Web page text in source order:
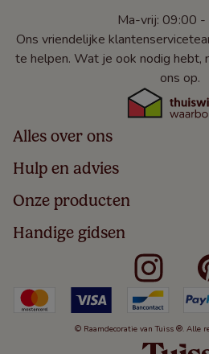
Ma-vrij: 09:00
Ons vriendelijke
te helpen. Wat je ook nodig hebt,
ons op.
Alles over ons
Home
Over
Bestellen
Winacties
Veelgestelde Vragen
Hulp en advies
Volg Je Bestelling
Levering
5 Jaar Garantie
Algemene Voorwaarden
Kindveiligheid
Cookies
Herroepingsrecht
Onze producten
Houten Jaloezieën
Rolgordijnen
Verticale Jaloezieën
Duo Rolgordijnen
Duo Plisségordijnen
Handige gidsen
Meten Voor Raamdecoratie
Badkamer Raamdecoratie
Slaapkamer Raamdecoratie
Keuken Raamdecoratie
De Jaloezieën Gids
© Raamdecoratie van Tuiss ®. Alle